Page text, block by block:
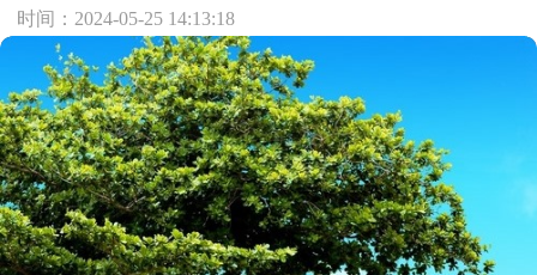
时间：2024-05-25 14:13:18